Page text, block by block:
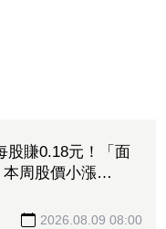
股賺0.18元！「面
周股價小漲
5349萬元2026.08.09 08:00